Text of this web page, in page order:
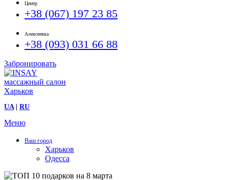
Центр
+38 (067) 197 23 85
Алексеевка
+38 (093) 031 66 88
Забронировать
UA| RU
Меню
Ваш город
Харьков
Одесса